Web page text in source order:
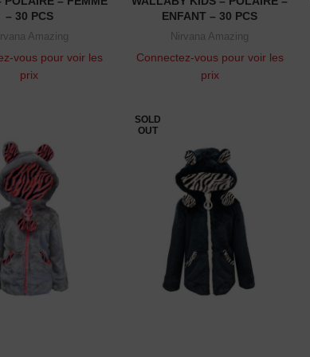
– 30 PCS
Amazing
vous pour voir les
prix
ENFANT – 30 PCS
Nirvana Amazing
Connectez-vous pour voir les
prix
SOLD
OUT